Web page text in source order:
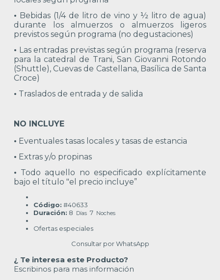
• Bebidas (1/4 de litro de vino y ½ litro de agua)
durante los almuerzos o almuerzos ligeros
previstos según programa (no degustaciones)
• Las entradas previstas según programa (reserva
para la catedral de Trani, San Giovanni Rotondo
(Shuttle), Cuevas de Castellana, Basílica de Santa
Croce)
• Traslados de entrada y de salida
NO INCLUYE
• Eventuales tasas locales y tasas de estancia
• Extras y/o propinas
• Todo aquello no especificado explícitamente
bajo el título "el precio incluye”
Código: #40633
Duración: 8 Días 7 Noches
Ofertas especiales
Consultar por WhatsApp
¿ Te interesa este Producto?
Escribinos para mas información